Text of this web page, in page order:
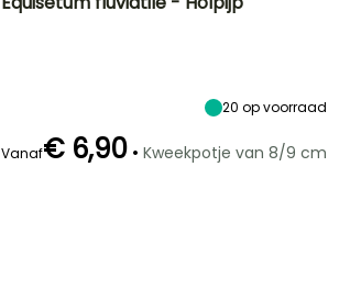
20 op voorraad
Vanaf€ 6,90 • Kweekpotje van 8/9 cm